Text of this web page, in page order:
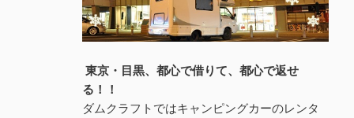
東京・目黒、都心で借りて、都心で返せ
る！！
ダムクラフトではキャンピングカーのレンタ